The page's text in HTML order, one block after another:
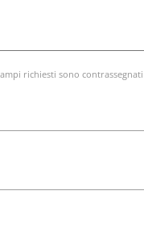
richiesti sono